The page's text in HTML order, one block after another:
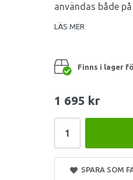
användas både
LÄS MER
Finns i lager
1 695 kr
SPARA SOM